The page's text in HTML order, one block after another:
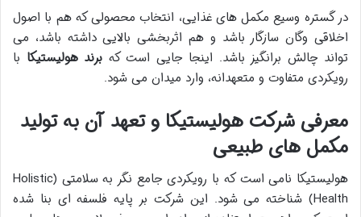
در گستره وسیع مکمل های غذایی، انتخاب محصولی که هم با اصول
اخلاقی وگان سازگار باشد و هم اثربخشی بالایی داشته باشد، می
تواند چالش برانگیز باشد. اینجا جایی است که برند هولیستیکا با
رویکردی متفاوت و متعهدانه، وارد میدان می شود.
معرفی شرکت هولیستیکا و تعهد آن به تولید
مکمل های طبیعی
هولیستیکا نامی است که با رویکردی جامع نگر به سلامتی (Holistic
Health) شناخته می شود. این شرکت بر پایه فلسفه ای بنا شده